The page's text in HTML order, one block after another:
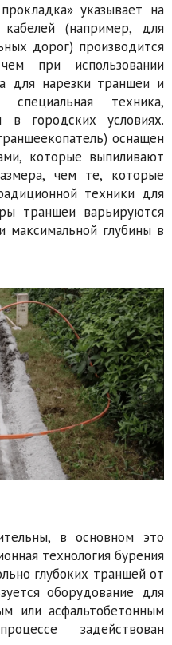
указывает на
(например, для
дорог) производится
при использовании
для нарезки траншеи и
техника,
в городских условиях.
оснащен
которые выпиливают
чем те, которые
техники для
траншеи варьируются
глубины в
в основном это
технология бурения
глубоких траншей от
оборудование для
или асфальтобетонным
задействован